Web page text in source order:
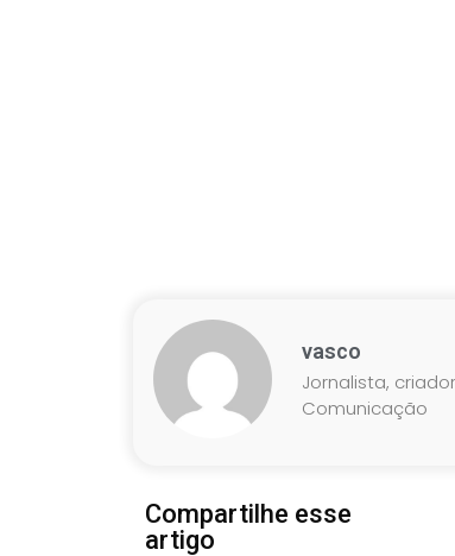
vasco
Jornalista,
Comunicação
Compartilhe esse
artigo